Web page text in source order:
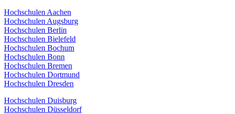
Hochschulen Aachen
Hochschulen Augsburg
Hochschulen Berlin
Hochschulen Bielefeld
Hochschulen Bochum
Hochschulen Bonn
Hochschulen Bremen
Hochschulen Dortmund
Hochschulen Dresden
Hochschulen Duisburg
Hochschulen Düsseldorf